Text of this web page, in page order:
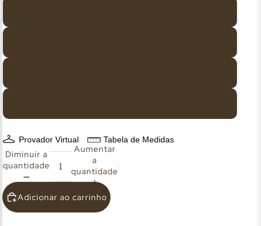
Provador Virtual Tabela de Medidas
Diminuir a
quantidade
Aumentar
a
quantidade
Adicionar ao carrinho